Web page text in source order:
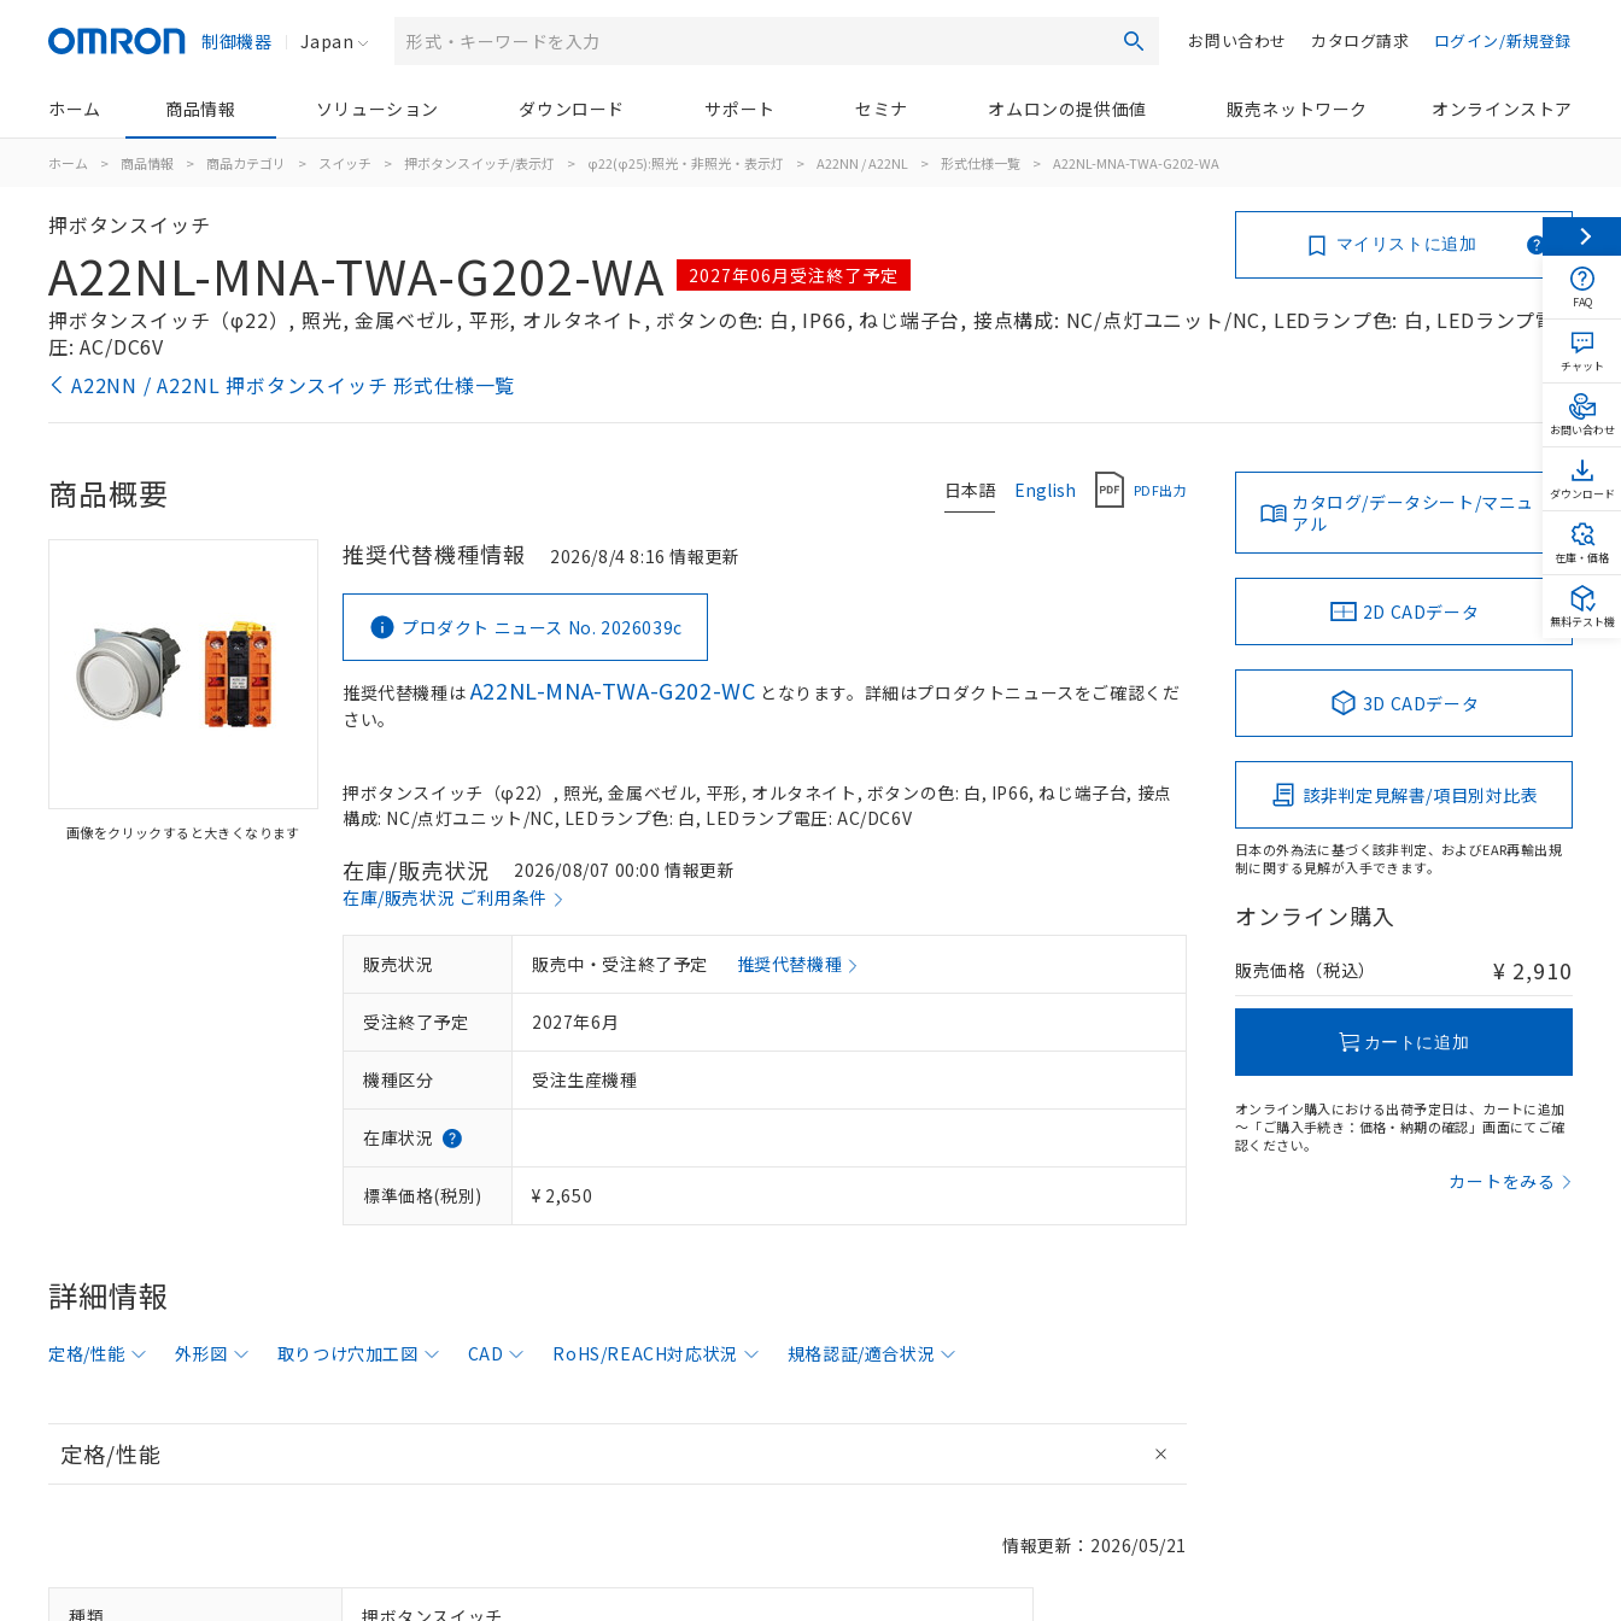
制御機器 Japan 検索 ログイン/新規登録
カタログ請求
お問い合わせ
ホーム 商品情報 ソリューション ダウンロード サポート セミナ オムロンの提供価値 販売ネットワーク オンラインストア
ホーム > 商品情報 > 商品カテゴリ > スイッチ > 押ボタンスイッチ/表示灯 > φ22(φ25):照光・非照光・表示灯 > A22NN / A22NL > 形式仕様一覧 > A22NL-MNA-TWA-G202-WA
押ボタンスイッチ
A22NL-MNA-TWA-G202-WA 2027年06月受注終了予定
押ボタンスイッチ（φ22）, 照光, 金属ベゼル, 平形, オルタネイト, ボタンの色: 白, IP66, ねじ端子台, 接点構成: NC/点灯ユニット/NC, LEDランプ色: 白, LEDランプ電
圧: AC/DC6V
A22NN / A22NL 押ボタンスイッチ 形式仕様一覧
マイリストに追加
日本語 English PDF出力
商品概要
画像をクリックすると大きくなります
推奨代替機種情報 2026/8/4 8:16 情報更新
プロダクト ニュース No. 2026039c
推奨代替機種はA22NL-MNA-TWA-G202-WC となります。詳細はプロダクトニュースをご確認くだ
さい。
押ボタンスイッチ（φ22）, 照光, 金属ベゼル, 平形, オルタネイト, ボタンの色: 白, IP66, ねじ端子台, 接点
構成: NC/点灯ユニット/NC, LEDランプ色: 白, LEDランプ電圧: AC/DC6V
在庫/販売状況
2026/08/07 00:00 情報更新
在庫/販売状況 ご利用条件
販売状況 販売中・受注終了予定 推奨代替機種
受注終了予定 2027年6月
機種区分 受注生産機種
在庫状況
標準価格(税別) ¥ 2,650
詳細情報
定格/性能 外形図 取りつけ穴加工図 CAD RoHS/REACH対応状況 規格認証/適合状況
定格/性能
情報更新：2026/05/21
種類 押ボタンスイッチ
カタログ/データシート/マニュ
アル
2D CADデータ
3D CADデータ
該非判定見解書/項目別対比表
日本の外為法に基づく該非判定、およびEAR再輸出規
制に関する見解が入手できます。
オンライン購入
販売価格（税込） ¥ 2,910
カートに追加
オンライン購入における出荷予定日は、カートに追加
～「ご購入手続き：価格・納期の確認」画面にてご確
認ください。
カートをみる
FAQ
チャット
お問い合わせ
ダウンロード
在庫・価格
無料テスト機